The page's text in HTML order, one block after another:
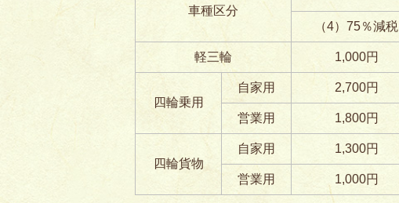
車種区分
（4）75％減税
軽三輪 1,000円
四輪乗用
自家用 2,700円
営業用 1,800円
四輪貨物
自家用 1,300円
営業用 1,000円